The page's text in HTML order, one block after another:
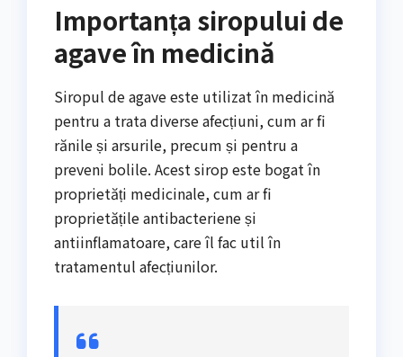
Importanța siropului de
agave în medicină
Siropul de agave este utilizat în medicină
pentru a trata diverse afecțiuni, cum ar fi
rănile și arsurile, precum și pentru a
preveni bolile. Acest sirop este bogat în
proprietăți medicinale, cum ar fi
proprietățile antibacteriene și
antiinflamatoare, care îl fac util în
tratamentul afecțiunilor.